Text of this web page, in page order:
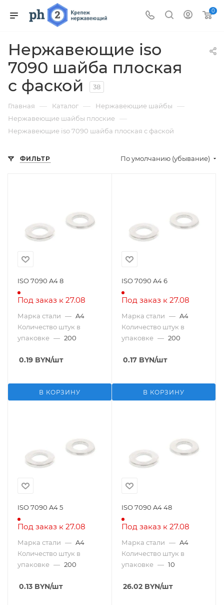
0
Нержавеющие iso
7090 шайба плоская
c фаской
38
Главная — Каталог — Нержавеющие шайбы —
Нержавеющие шайбы плоские —
Нержавеющие iso 7090 шайба плоская c фаской
ФИЛЬТР По умолчанию (убывание)
ISO 7090 A4 8
Под заказ к 27.08
Марка стали — A4
Количество штук в
упаковке — 200
0.19 BYN/шт
В КОРЗИНУ
ISO 7090 A4 6
Под заказ к 27.08
Марка стали — A4
Количество штук в
упаковке — 200
0.17 BYN/шт
В КОРЗИНУ
ISO 7090 A4 5
Под заказ к 27.08
Марка стали — A4
Количество штук в
упаковке — 200
0.13 BYN/шт
ISO 7090 A4 48
Под заказ к 27.08
Марка стали — A4
Количество штук в
упаковке — 10
26.02 BYN/шт